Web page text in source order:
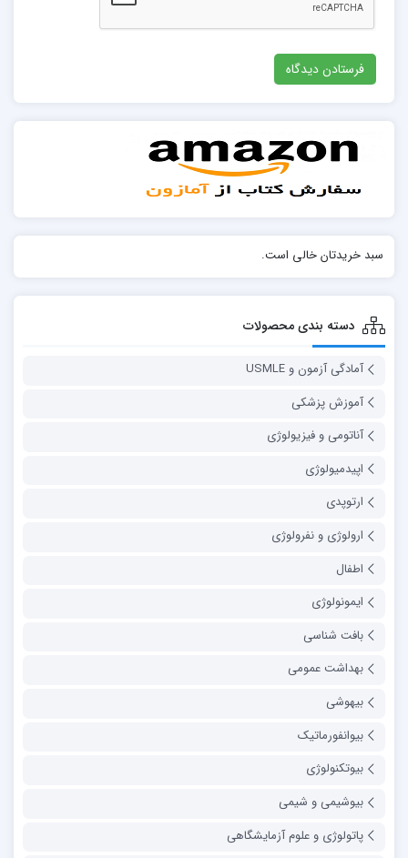
سبد خریدتان خالی است.
دسته بندی محصولات
آمادگی آزمون و USMLE
آموزش پزشکی
آناتومی و فیزیولوژی
اپیدمیولوژی
ارتوپدی
ارولوژی و نفرولوژی
اطفال
ایمونولوژی
بافت شناسی
بهداشت عمومی
بیهوشی
بیوانفورماتیک
بیوتکنولوژی
بیوشیمی و شیمی
پاتولوژی و علوم آزمایشگاهی